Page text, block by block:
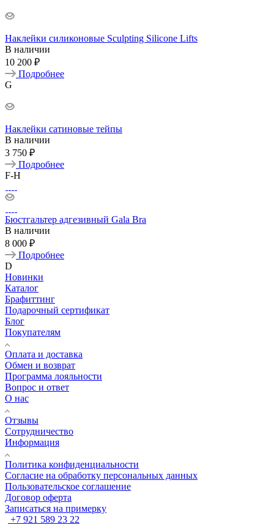
Наклейки силиконовые Sculpting Silicone Lifts
В наличии
10 200 ₽
Подробнее
G
Наклейки сатиновые тейпы
В наличии
3 750 ₽
Подробнее
F-H
Бюстгальтер адгезивный Gala Bra
В наличии
8 000 ₽
Подробнее
D
Новинки
Каталог
Брафиттинг
Подарочный сертификат
Блог
Покупателям
Оплата и доставка
Обмен и возврат
Программа лояльности
Вопрос и ответ
О нас
Отзывы
Сотрудничество
Информация
Политика конфиденциальности
Согласие на обработку персональных данных
Пользовательское соглашение
Договор оферта
Записаться на примерку
+7 921 589 23 22